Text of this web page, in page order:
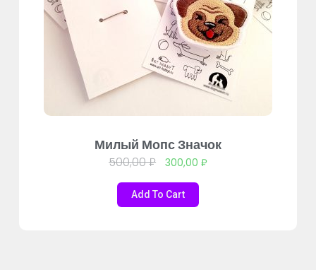
Милый Мопс Значок
500,00₽ 300,00 ₽
Add To Cart